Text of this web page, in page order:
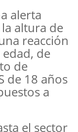
alerta
altura de
reacción
edad, de
de
de 18 años
a
el sector